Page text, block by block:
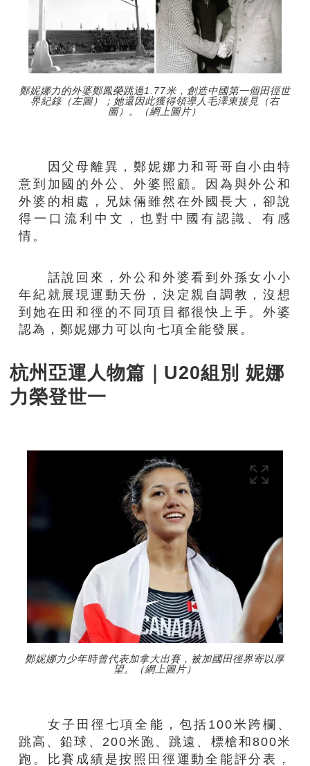
鄭妮娜力的外婆鄭鳳榮跳過1.77米，創造中國第一個田徑世
界紀錄（左圖）；她還因此獲得領導人毛澤東接見（右
圖）。（網上圖片）
因父母離異，鄭妮娜力和哥哥自小由特
意到加國的外公、外婆照顧。因為與外公和
外婆的相處，兄妹倆雖然在外國長大，卻說
得一口流利中文，也對中國有認識、有感
情。
話說回來，外公和外婆看到外孫女小小
年紀就展現運動天份，決定親自調教，沒想
到她在田和徑的不同項目都很快上手。外婆
認為，鄭妮娜力可以向七項全能發展。
杭州亞運人物篇｜U20組別 妮娜
力榮登世一
鄭妮娜力少年時曾代表加拿大出賽，被加國田徑界寄以厚
望。（網上圖片）
女子田徑七項全能，包括100米跨欄、
跳高、鉛球、200米跑、跳遠、標槍和800米
跑。比賽成績是按照田徑運動全能評分表，